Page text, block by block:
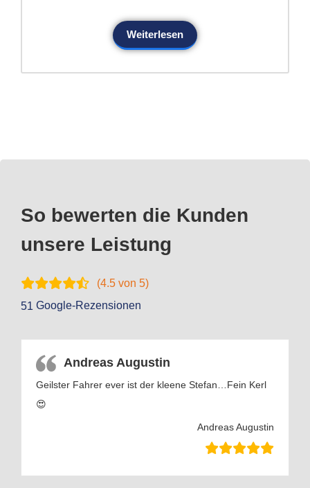
Weiterlesen
So bewerten die Kunden
unsere Leistung
(4.5 von 5)
51 Google-Rezensionen
Andreas Augustin
Geilster Fahrer ever ist der kleene Stefan…Fein Kerl
😍
Andreas Augustin